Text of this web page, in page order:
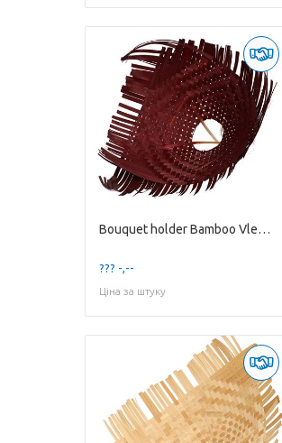
Bouquet holder Bamboo Vlecht D34cm
??? -,--
Ціна за штуку